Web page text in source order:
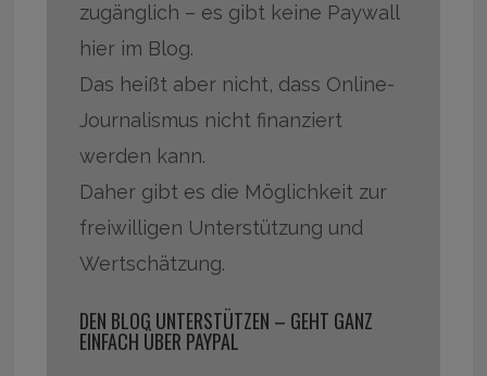
zugänglich – es gibt keine Paywall
hier im Blog.
Das heißt aber nicht, dass Online-
Journalismus nicht finanziert
werden kann.
Daher gibt es die Möglichkeit zur
freiwilligen Unterstützung und
Wertschätzung.
DEN BLOG UNTERSTÜTZEN – GEHT GANZ
EINFACH ÜBER PAYPAL